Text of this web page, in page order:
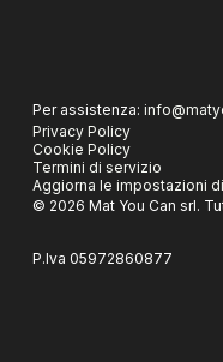
Per assistenza:
Privacy Policy
Cookie Policy
Termini di servizio
Aggiorna le impostazioni
© 2026 Mat You Can srl.
P.Iva 05972860877